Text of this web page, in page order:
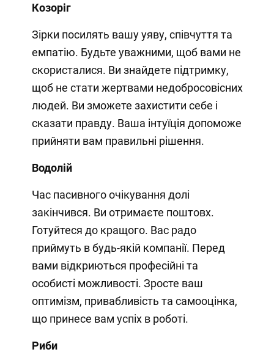
Козоріг
Зірки посилять вашу уяву, співчуття та
емпатію. Будьте уважними, щоб вами не
скористалися. Ви знайдете підтримку,
щоб не стати жертвами недобросовісних
людей. Ви зможете захистити себе і
сказати правду. Ваша інтуїція допоможе
прийняти вам правильні рішення.
Водолій
Час пасивного очікування долі
закінчився. Ви отримаєте поштовх.
Готуйтеся до кращого. Вас радо
приймуть в будь-якій компанії. Перед
вами відкриються професійні та
особисті можливості. Зросте ваш
оптимізм, привабливість та самооцінка,
що принесе вам успіх в роботі.
Риби